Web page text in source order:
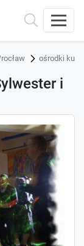
ośrodki
i